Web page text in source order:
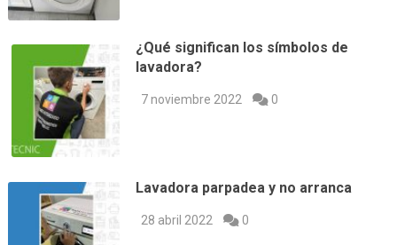
¿Qué significan los símbolos de
lavadora?
7 noviembre 2022 0
Lavadora parpadea y no arranca
28 abril 2022 0